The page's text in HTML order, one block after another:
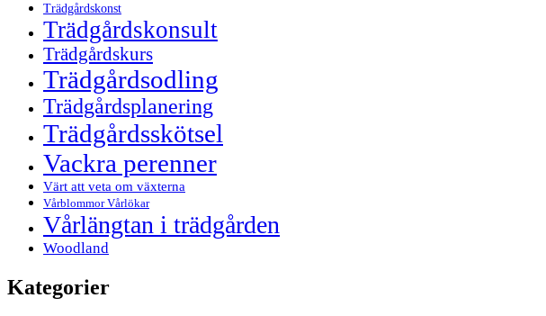
Trädgårdskonst
Trädgårdskonsult
Trädgårdskurs
Trädgårdsodling
Trädgårdsplanering
Trädgårdsskötsel
Vackra perenner
Värt att veta om växterna
Vårblommor Vårlökar
Vårlängtan i trädgården
Woodland
Kategorier